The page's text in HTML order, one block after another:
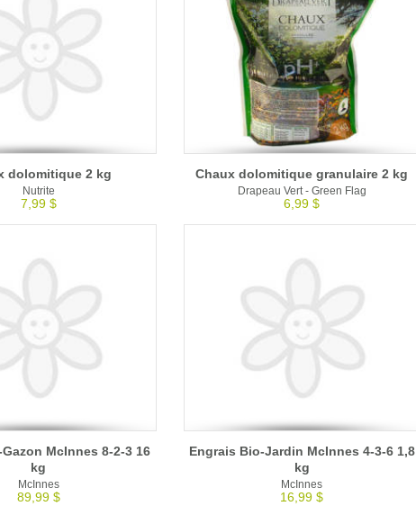
dolomitique 2 kg
Nutrite
7,99 $
Chaux dolomitique granulaire 2 kg
Drapeau Vert - Green Flag
6,99 $
McInnes 8-2-3 16
kg
McInnes
89,99 $
Engrais Bio-Jardin McInnes 4-3-6 1,8
kg
McInnes
16,99 $